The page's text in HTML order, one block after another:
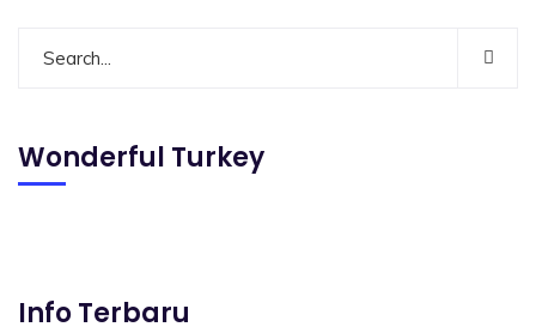
Wonderful Turkey
Info Terbaru